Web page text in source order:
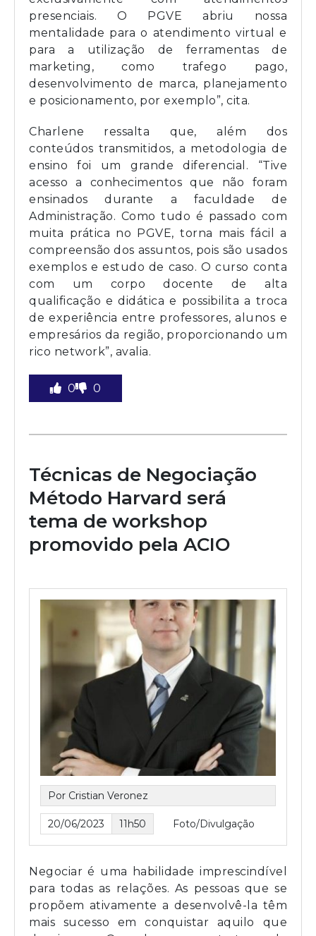
presenciais. O PGVE abriu nossa
mentalidade para o atendimento virtual e
para a utilização de ferramentas de
marketing, como trafego pago,
desenvolvimento de marca, planejamento
e posicionamento, por exemplo”, cita.
Charlene ressalta que, além dos
conteúdos transmitidos, a metodologia de
ensino foi um grande diferencial. “Tive
acesso a conhecimentos que não foram
ensinados durante a faculdade de
Administração. Como tudo é passado com
muita prática no PGVE, torna mais fácil a
compreensão dos assuntos, pois são usados
exemplos e estudo de caso. O curso conta
com um corpo docente de alta
qualificação e didática e possibilita a troca
de experiência entre professores, alunos e
empresários da região, proporcionando um
rico network”, avalia.
0 0
Técnicas de Negociação
Método Harvard será
tema de workshop
promovido pela ACIO
Por Cristian Veronez
20/06/2023 11h50 Foto/Divulgação
Negociar é uma habilidade imprescindível
para todas as relações. As pessoas que se
propõem ativamente a desenvolvê-la têm
mais sucesso em conquistar aquilo que